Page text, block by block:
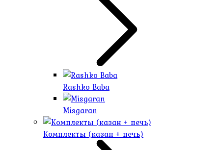
Rashko Baba
Misgaran
Комплекты (казан + печь)